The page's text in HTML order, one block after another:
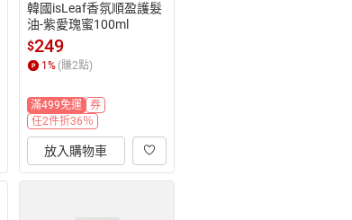
韓國isLeaf香氛順盈護髮
油-紫愛瑰蜜100ml
$249
1% (賺2點)
滿499免運
券
任2件折36％
放入購物車